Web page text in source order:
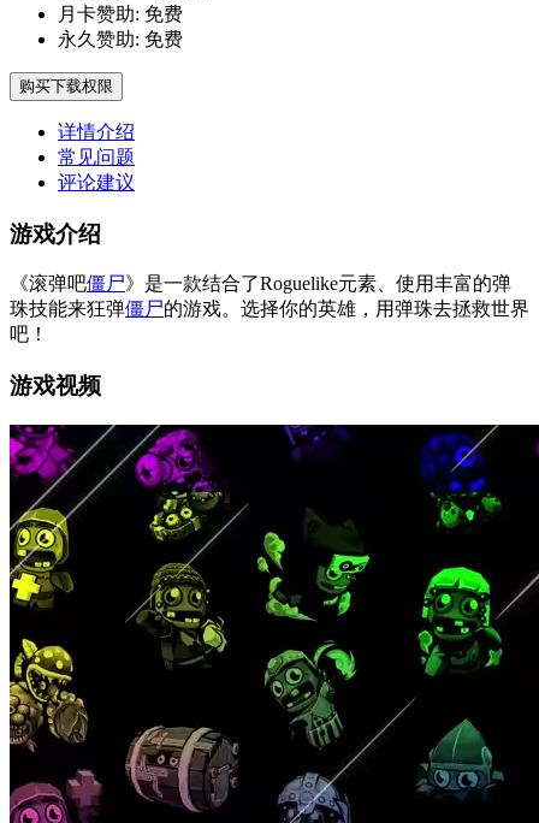
月卡赞助: 免费
永久赞助: 免费
购买下载权限
详情介绍
常见问题
评论建议
游戏介绍
《滚弹吧僵尸》是一款结合了Roguelike元素、使用丰富的弹
珠技能来狂弹僵尸的游戏。选择你的英雄，用弹珠去拯救世界
吧！
游戏视频